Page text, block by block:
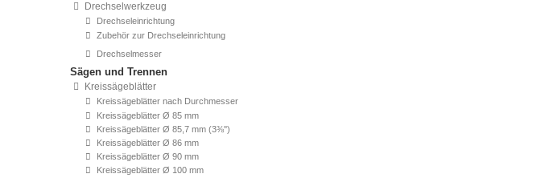
Drechselwerkzeug
Drechseleinrichtung
Zubehör zur Drechseleinrichtung
Drechselmesser
Sägen und Trennen
Kreissägeblätter
Kreissägeblätter nach Durchmesser
Kreissägeblätter Ø 85 mm
Kreissägeblätter Ø 85,7 mm (3⅜'')
Kreissägeblätter Ø 86 mm
Kreissägeblätter Ø 90 mm
Kreissägeblätter Ø 100 mm